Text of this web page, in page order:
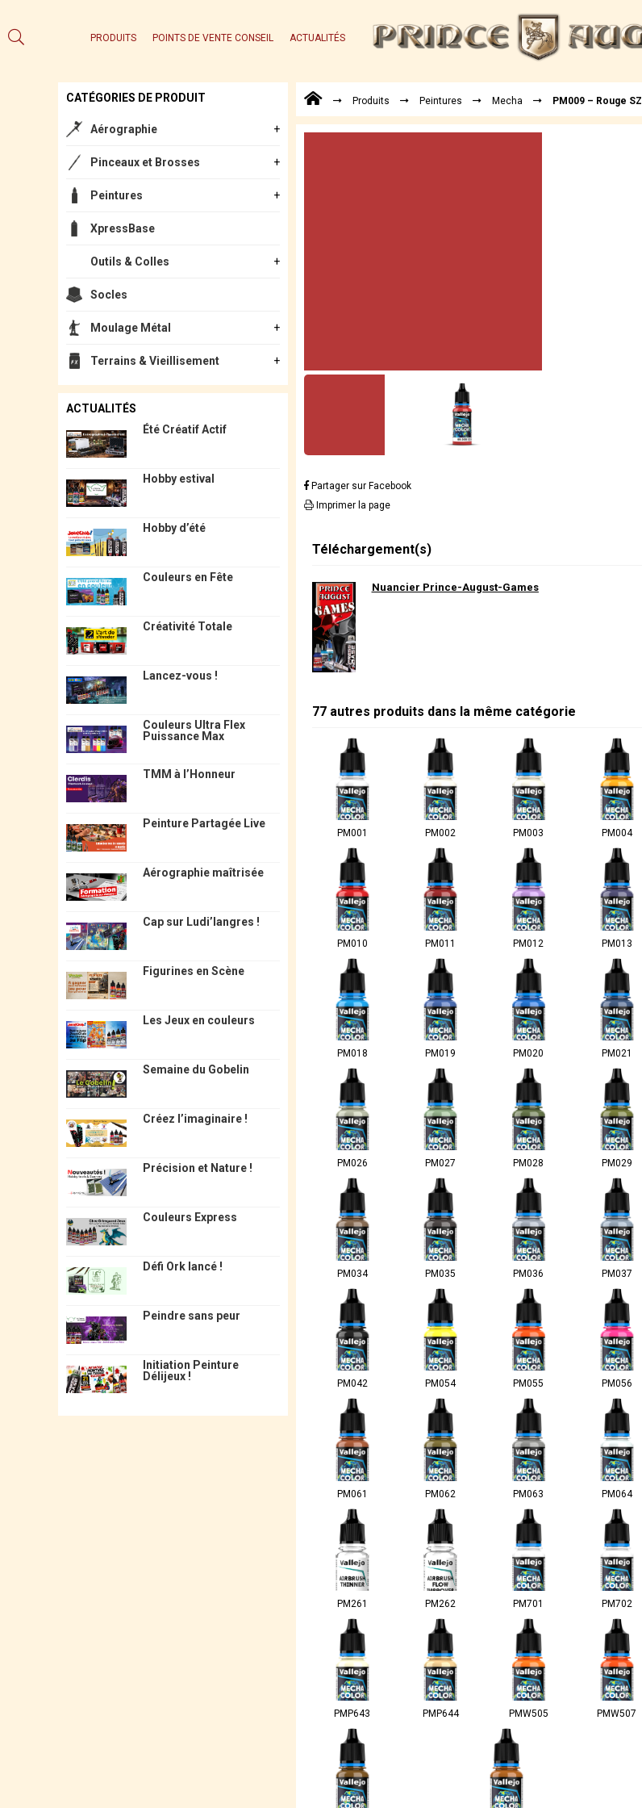
PRODUITS POINTS DE VENTE CONSEIL ACTUALITÉS
CATÉGORIES DE PRODUIT
Aérographie
Pinceaux et Brosses
Peintures
XpressBase
Outils & Colles
Socles
Moulage Métal
Terrains & Vieillisement
ACTUALITÉS
Été Créatif Actif
Hobby estival
Hobby d’été
Couleurs en Fête
Créativité Totale
Lancez-vous !
Couleurs Ultra Flex
Puissance Max
TMM à l’Honneur
Peinture Partagée Live
Aérographie maîtrisée
Cap sur Ludi’langres !
Figurines en Scène
Les Jeux en couleurs
Semaine du Gobelin
Créez l’imaginaire !
Précision et Nature !
Couleurs Express
Défi Ork lancé !
Peindre sans peur
Initiation Peinture
Délijeux !
Produits Peintures Mecha PM009 – Rouge SZ
Partager sur Facebook
Imprimer la page
Téléchargement(s)
Nuancier Prince-August-Games
77 autres produits dans la même catégorie
PM001 PM002 PM003 PM004
PM010 PM011 PM012 PM013
PM018 PM019 PM020 PM021
PM026 PM027 PM028 PM029
PM034 PM035 PM036 PM037
PM042 PM054 PM055 PM056
PM061 PM062 PM063 PM064
PM261 PM262 PM701 PM702
PMP643 PMP644 PMW505 PMW507